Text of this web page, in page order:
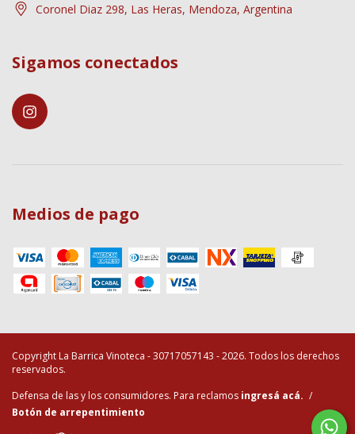
Coronel Diaz 298, Las Heras, Mendoza, Argentina
Sigamos conectados
Medios de pago
Copyright La Barrica Vinoteca - 30717057143 - 2026. Todos los derechos
reservados.
Defensa de las y los consumidores. Para reclamos ingresá acá. /
Botón de arrepentimiento